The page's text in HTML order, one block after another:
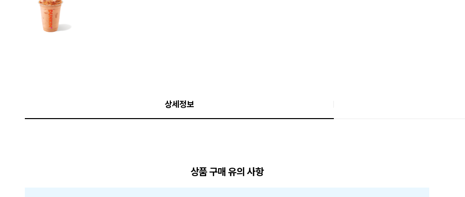
상세정보
상품 구매 유의 사항